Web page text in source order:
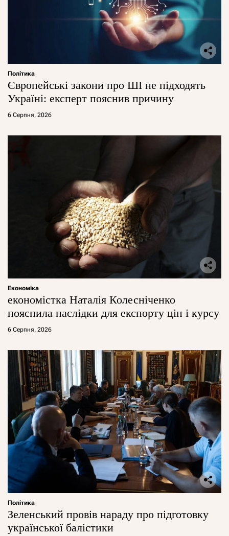
Політика
Європейські закони про ШІ не підходять
Україні: експерт пояснив причину
6 Серпня, 2026
Економіка
економістка Наталія Колесніченко
пояснила наслідки для експорту цін і курсу
6 Серпня, 2026
Політика
Зеленський провів нараду про підготовку
української балістики